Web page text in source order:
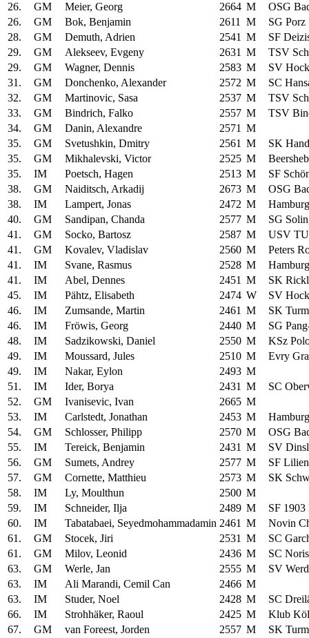
26.
GM Meier, Georg 2664 M
OSG
26.
GM Bok, Benjamin 2611 M
SG Porz
28.
GM Demuth, Adrien 2541 M
SF
29.
GM Alekseev, Evgeny 2631 M
TSV
29.
GM Wagner, Dennis 2583 M
SV
31.
GM Donchenko, Alexander 2572 M
SC
32.
GM Martinovic, Sasa 2537 M
TSV
33.
GM Bindrich, Falko 2557 M
TSV
34.
GM Danin, Alexandre 2571 M
35.
GM Svetushkin, Dmitry 2561 M
SK
35.
GM Mikhalevski, Victor 2525 M
35.
IM Poetsch, Hagen 2513 M
SF
38.
GM Naiditsch, Arkadij 2673 M
OSG
38.
IM Lampert, Jonas 2472 M
40.
GM Sandipan, Chanda 2577 M
SG
41.
GM Socko, Bartosz 2587 M
USV TU
41.
GM Kovalev, Vladislav 2560 M
Peters
41.
IM Svane, Rasmus 2528 M
41.
IM Abel, Dennes 2451 M
SK
45.
IM Pähtz, Elisabeth 2474 W
SV
46.
IM Zumsande, Martin 2461 M
SK
46.
IM Fröwis, Georg 2440 M
SG
48.
IM Sadzikowski, Daniel 2550 M
KSz
49.
IM Moussard, Jules 2510 M
Evry
49.
IM Nakar, Eylon 2493 M
51.
IM Ider, Borya 2431 M
SC
52.
GM Ivanisevic, Ivan 2665 M
53.
IM Carlstedt, Jonathan 2453 M
54.
GM Schlosser, Philipp 2570 M
OSG
55.
IM Tereick, Benjamin 2431 M
SV
56.
GM Sumets, Andrey 2577 M
SF
57.
GM Cornette, Matthieu 2573 M
SK
58.
IM Ly, Moulthun 2500 M
59.
IM Schneider, Ilja 2489 M
SF
60.
IM Tabatabaei, Seyedmohammadamin 2461 M
Novin
61.
GM Stocek, Jiri 2531 M
SC
61.
GM Milov, Leonid 2436 M
SC
63.
GM Werle, Jan 2555 M
SV
63.
IM Ali Marandi, Cemil Can 2466 M
63.
IM Studer, Noel 2428 M
SC
66.
IM Strohhäker, Raoul 2425 M
Klub
67.
GM van Foreest, Jorden 2557 M
SK